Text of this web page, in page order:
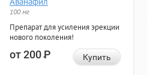
100 мг
Препарат для усиления эрекции
нового поколения!
от 200Р Купить